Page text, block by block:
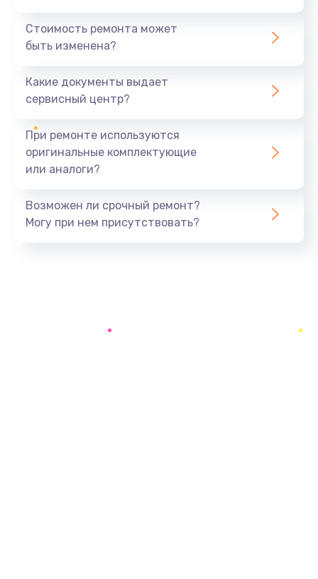
Стоимость ремонта может
быть изменена?
Какие документы выдает
сервисный центр?
При ремонте используются
оригинальные комплектующие
или аналоги?
Возможен ли срочный ремонт?
Могу при нем присутствовать?